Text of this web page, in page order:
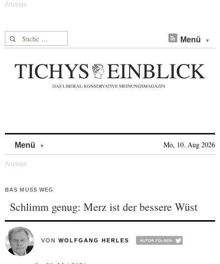
Suche nach: Menü
Menü Mo, 10. Aug 2026
BAS MUSS WEG
Schlimm genug: Merz ist der bessere Wüst
VON WOLFGANG HERLES